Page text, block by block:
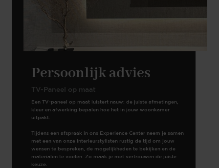
Persoonlijk advies
TV-Paneel op maat
Een TV-paneel op maat luistert nauw: de juiste afmetingen,
kleur en afwerking bepalen hoe het in jouw woonkamer
uitpakt.
Tijdens een afspraak in ons Experience Center neem je samen
met een van onze interieurstylisten rustig de tijd om jouw
wensen te bespreken, de mogelijkheden te bekijken en de
materialen te voelen. Zo maak je met vertrouwen de juiste
keuze.